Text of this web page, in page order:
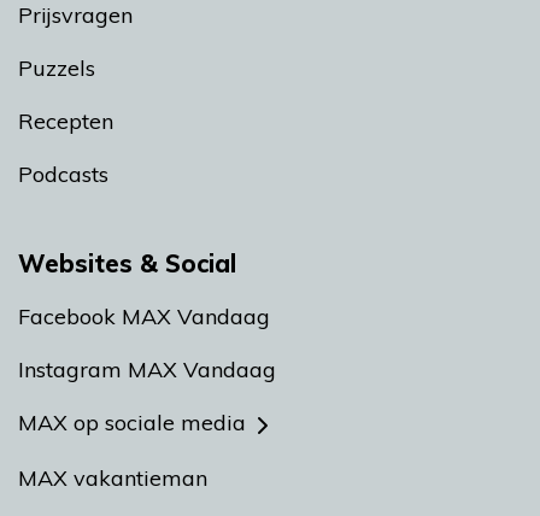
Prijsvragen
Puzzels
Recepten
Podcasts
Websites & Social
Facebook MAX Vandaag
Instagram MAX Vandaag
MAX op sociale media
MAX vakantieman